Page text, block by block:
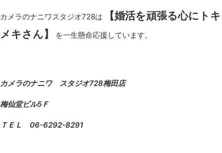
カメラのナニワスタジオ728は
【婚活を頑張る心にトキ
メキさん】
を一生懸命応援しています。
カメラのナニワ スタジオ728梅田店
梅仙堂ビル5Ｆ
ＴＥＬ 06-6292-8291